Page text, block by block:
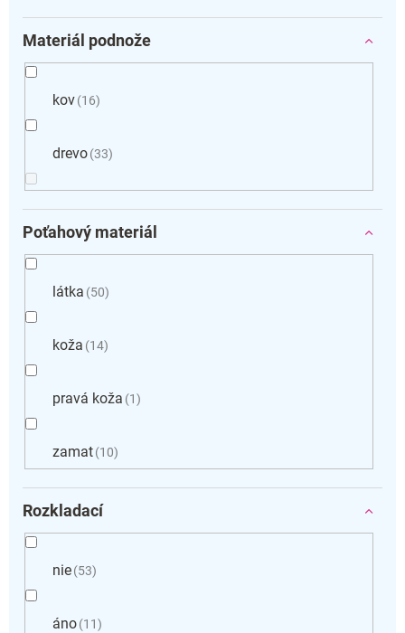
Materiál podnože
kov 16
drevo 33
Poťahový materiál
látka 50
koža 14
pravá koža 1
zamat 10
Rozkladací
nie 53
áno 11